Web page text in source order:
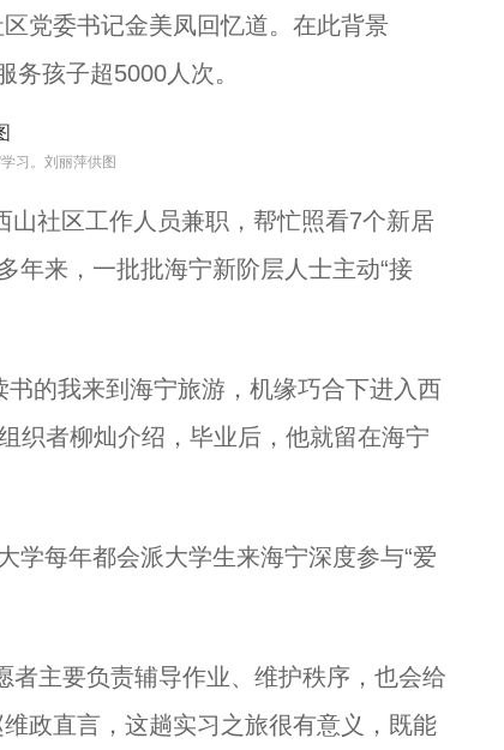
党委书记金美凤回忆道。在此背景
务孩子超5000人次。
习。刘丽萍供图
社区工作人员兼职，帮忙照看7个新居
年来，一批批海宁新阶层人士主动“接
的我来到海宁旅游，机缘巧合下进入西
织者柳灿介绍，毕业后，他就留在海宁
每年都会派大学生来海宁深度参与“爱
主要负责辅导作业、维护秩序，也会给
政直言，这趟实习之旅很有意义，既能